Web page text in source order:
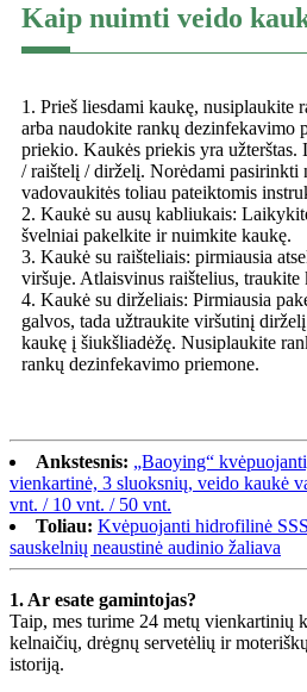
Kaip nuimti veido
1. Prieš liesdami kaukę, nusiplaukite
arba naudokite rankų dezinfekavimo
priekio. Kaukės priekis yra užterštas.
/ raištelį / dirželį. Norėdami pasirinkti
vadovaukitės toliau pateiktomis
2. Kaukė su ausų kabliukais:
švelniai pakelkite ir nuimkite kaukę.
3. Kaukė su raišteliais: pirmiausia
viršuje. Atlaisvinus raištelius, traukite
4. Kaukė su dirželiais: Pirmiausia
galvos, tada užtraukite viršutinį
kaukę į šiukšliadėžę. Nusiplaukite
rankų dezinfekavimo priemone.
Ankstesnis: „Baoying“
vienkartinė, 3 sluoksnių, veido kaukė
vnt. / 10 vnt. / 50 vnt.
Toliau: Kvėpuojanti hidrofilinė
sauskelnių neaustinė audinio žaliava
1. Ar esate gamintojas?
Taip, mes turime 24 metų vienkartinių
kelnaičių, drėgnų servetėlių ir
istoriją.